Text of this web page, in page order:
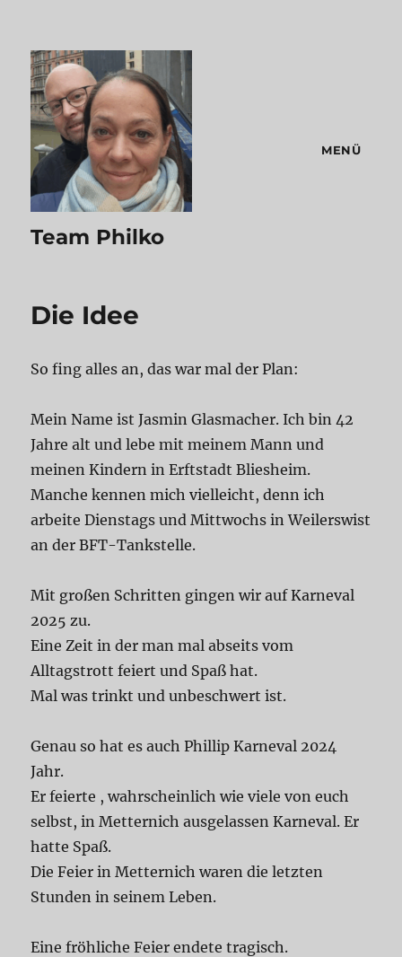
Team Philko
MENÜ
Die Idee
So fing alles an, das war mal der Plan:
Mein Name ist Jasmin Glasmacher. Ich bin 42
Jahre alt und lebe mit meinem Mann und
meinen Kindern in Erftstadt Bliesheim.
Manche kennen mich vielleicht, denn ich
arbeite Dienstags und Mittwochs in Weilerswist
an der BFT-Tankstelle.
Mit großen Schritten gingen wir auf Karneval
2025 zu.
Eine Zeit in der man mal abseits vom
Alltagstrott feiert und Spaß hat.
Mal was trinkt und unbeschwert ist.
Genau so hat es auch Phillip Karneval 2024
Jahr.
Er feierte , wahrscheinlich wie viele von euch
selbst, in Metternich ausgelassen Karneval. Er
hatte Spaß.
Die Feier in Metternich waren die letzten
Stunden in seinem Leben.
Eine fröhliche Feier endete tragisch.